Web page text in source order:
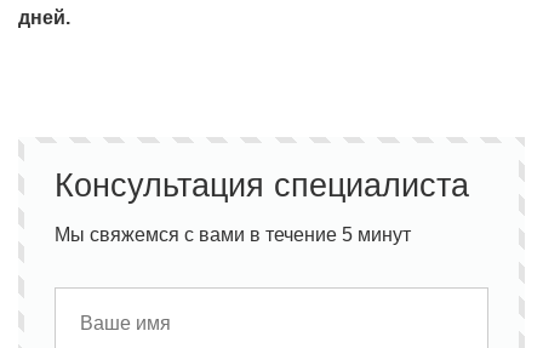
дней.
Консультация специалиста
Мы свяжемся с вами в течение 5 минут